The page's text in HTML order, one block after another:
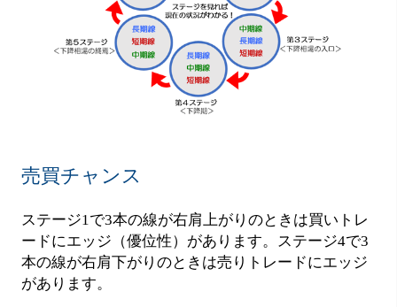
売買チャンス
ステージ1で3本の線が右肩上がりのときは買いトレ
ードにエッジ（優位性）があります。ステージ4で3
本の線が右肩下がりのときは売りトレードにエッジ
があります。